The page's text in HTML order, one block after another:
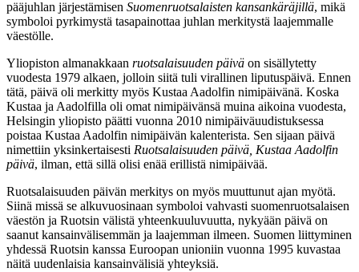
pääjuhlan järjestämisen Suomenruotsalaisten kansankäräjillä, mikä
symboloi pyrkimystä tasapainottaa juhlan merkitystä laajemmalle
väestölle.
Yliopiston almanakkaan ruotsalaisuuden päivä on sisällytetty
vuodesta 1979 alkaen, jolloin siitä tuli virallinen liputuspäivä. Ennen
tätä, päivä oli merkitty myös Kustaa Aadolfin nimipäivänä. Koska
Kustaa ja Aadolfilla oli omat nimipäivänsä muina aikoina vuodesta,
Helsingin yliopisto päätti vuonna 2010 nimipäiväuudistuksessa
poistaa Kustaa Aadolfin nimipäivän kalenterista. Sen sijaan päivä
nimettiin yksinkertaisesti Ruotsalaisuuden päivä, Kustaa Aadolfin
päivä, ilman, että sillä olisi enää erillistä nimipäivää.
Ruotsalaisuuden päivän merkitys on myös muuttunut ajan myötä.
Siinä missä se alkuvuosinaan symboloi vahvasti suomenruotsalaisen
väestön ja Ruotsin välistä yhteenkuuluvuutta, nykyään päivä on
saanut kansainvälisemmän ja laajemman ilmeen. Suomen liittyminen
yhdessä Ruotsin kanssa Euroopan unioniin vuonna 1995 kuvastaa
näitä uudenlaisia kansainvälisiä yhteyksiä.